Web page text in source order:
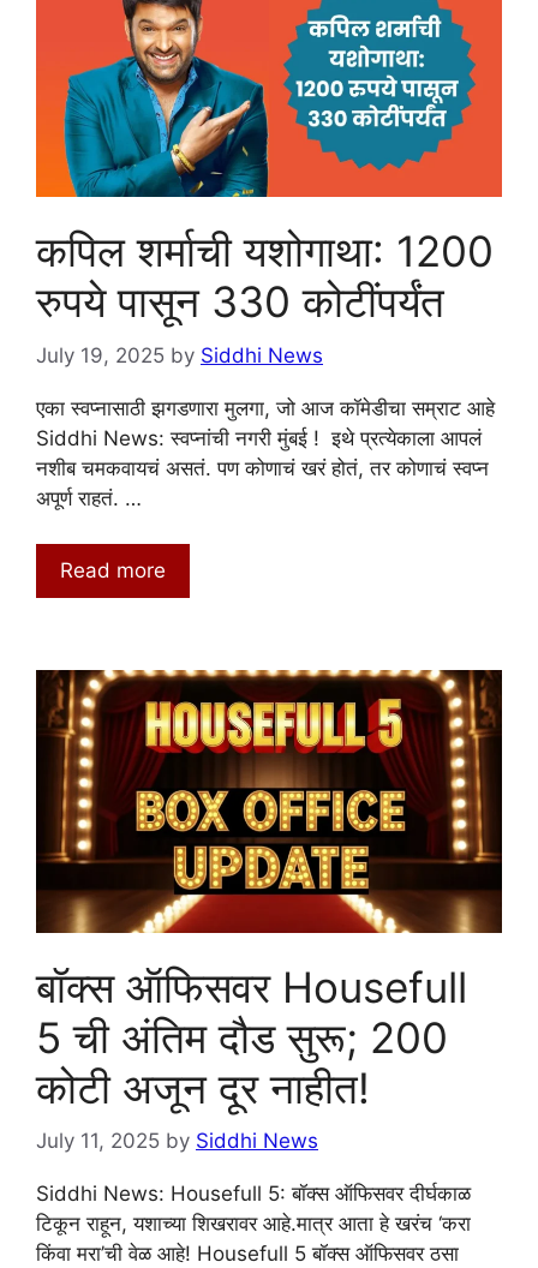
कपिल शर्माची यशोगाथा: 1200
रुपये पासून 330 कोटींपर्यंत
July 19, 2025 by Siddhi News
एका स्वप्नासाठी झगडणारा मुलगा, जो आज कॉमेडीचा सम्राट आहे
Siddhi News: स्वप्नांची नगरी मुंबई ! इथे प्रत्येकाला आपलं
नशीब चमकवायचं असतं. पण कोणाचं खरं होतं, तर कोणाचं स्वप्न
अपूर्ण राहतं. …
Read more
बॉक्स ऑफिसवर Housefull
5 ची अंतिम दौड सुरू; 200
कोटी अजून दूर नाहीत!
July 11, 2025 by Siddhi News
Siddhi News: Housefull 5: बॉक्स ऑफिसवर दीर्घकाळ
टिकून राहून, यशाच्या शिखरावर आहे.मात्र आता हे खरंच ‘करा
किंवा मरा’ची वेळ आहे! Housefull 5 बॉक्स ऑफिसवर ठसा